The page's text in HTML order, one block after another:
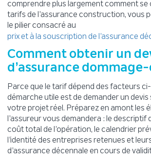
comprendre plus largement comment se
tarifs de l’assurance construction, vous
le pilier consacré au
prix et à la souscription de l’assurance
Comment obtenir un
d’assurance
Parce que le tarif dépend des facteurs
démarche utile est de demander un devis
votre projet réel. Préparez en amont les
l’assureur vous demandera : le descriptif
coût total de l’opération, le calendrier
l’identité des entreprises retenues et
d’assurance décennale en cours de